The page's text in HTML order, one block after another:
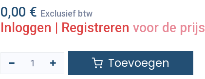
0,00 € Exclusief btw
Inloggen | Registreren voor de prijs
Toevoegen